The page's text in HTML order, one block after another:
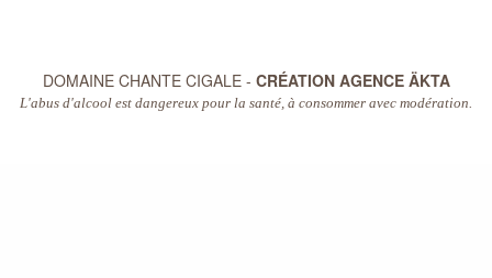
DOMAINE CHANTE CIGALE - CRÉATION AGENCE ÄKTA
L'abus d'alcool est dangereux pour la santé, à consommer avec modération.